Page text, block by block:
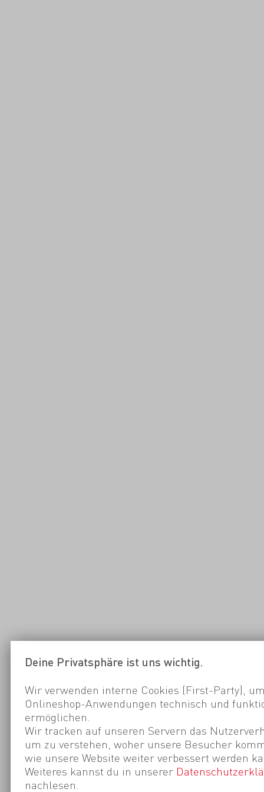
Deine Privatsphäre ist uns wichtig.
Wir verwenden interne Cookies (First-Party),
Onlineshop-Anwendungen technisch und
ermöglichen.
Wir tracken auf unseren Servern das
um zu verstehen, woher unsere Besucher
wie unsere Website weiter verbessert werden
Weiteres kannst du in unserer
nachlesen.